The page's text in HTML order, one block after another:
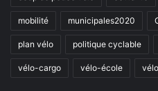
mobilité municipales2020
plan vélo politique cyclable
vélo-cargo vélo-école